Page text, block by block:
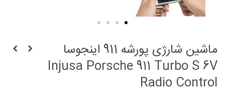
ماشین شارژی پورشه 911 اینجوسا
Injusa Porsche 911 Turbo S 6V
Radio Control